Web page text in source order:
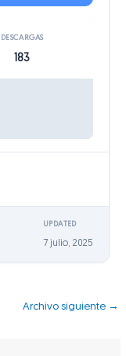
DESCARGAS
183
UPDATED
7 julio, 2025
Archivo siguiente →